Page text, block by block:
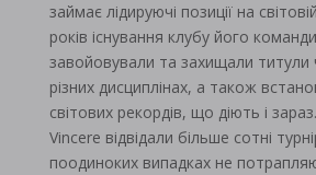
займає лідируючі позиції на
років існування клубу його
завойовували та захищали титули
різних дисциплінах, а також
світових рекордів, що діють і
Vincere відвідали більше сотні
поодиноких випадках не